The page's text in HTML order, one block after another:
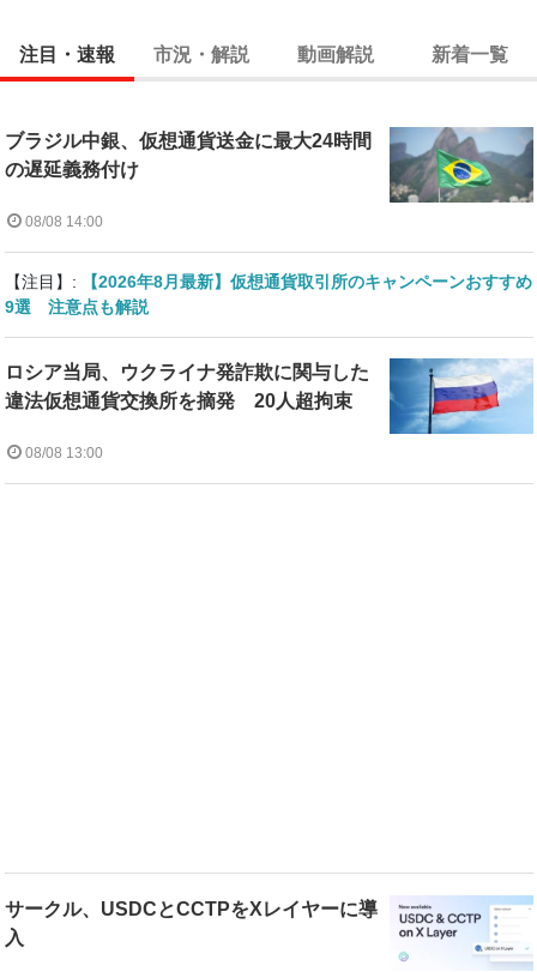
注目・速報 市況・解説 動画解説 新着一覧
ブラジル中銀、仮想通貨送金に最大24時間
の遅延義務付け
08/08 14:00
【注目】:
【2026年8月最新】仮想通貨取引所のキャンペーンおすすめ
9選 注意点も解説
ロシア当局、ウクライナ発詐欺に関与した
違法仮想通貨交換所を摘発 20人超拘束
08/08 13:00
サークル、USDCとCCTPをXレイヤーに導
入